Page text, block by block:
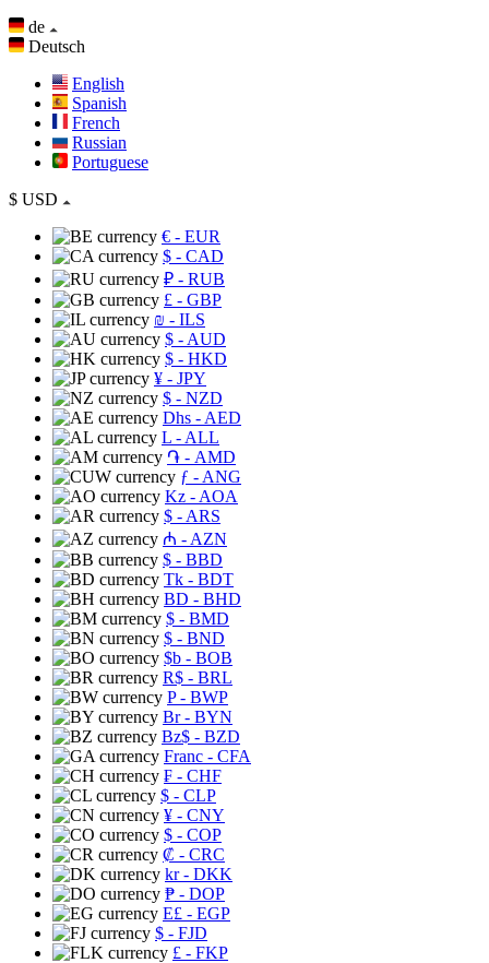
de
Deutsch
English
Spanish
French
Russian
Portuguese
$ USD
€ - EUR
$ - CAD
₽ - RUB
£ - GBP
₪ - ILS
$ - AUD
$ - HKD
¥ - JPY
$ - NZD
Dhs - AED
L - ALL
֏ - AMD
ƒ - ANG
Kz - AOA
$ - ARS
₼ - AZN
$ - BBD
Tk - BDT
BD - BHD
$ - BMD
$ - BND
$b - BOB
R$ - BRL
P- BWP
Br- BYN
Bz$ - BZD
Franc - CFA
₣ - CHF
$ - CLP
¥ - CNY
$ - COP
₡ - CRC
kr- DKK
₱ - DOP
E£ - EGP
$ - FJD
£ - FKP